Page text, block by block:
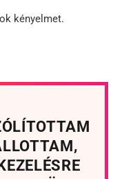
kényelmet.